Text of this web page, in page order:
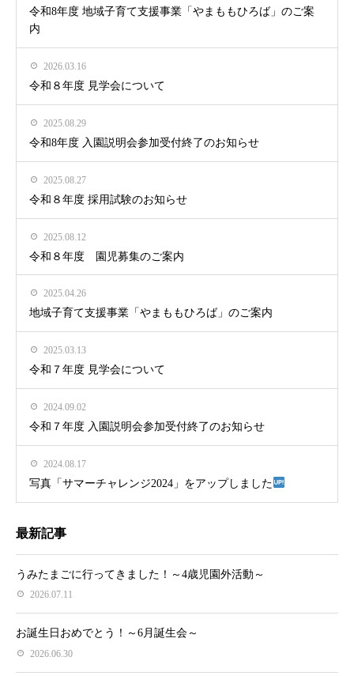
令和8年度 地域子育て支援事業「やまももひろば」のご案
内
2026.03.16
令和８年度 見学会について
2025.08.29
令和8年度 入園説明会参加受付終了のお知らせ
2025.08.27
令和８年度 採用試験のお知らせ
2025.08.12
令和８年度 園児募集のご案内
2025.04.26
地域子育て支援事業「やまももひろば」のご案内
2025.03.13
令和７年度 見学会について
2024.09.02
令和７年度 入園説明会参加受付終了のお知らせ
2024.08.17
写真「サマーチャレンジ2024」をアップしました
最新記事
うみたまごに行ってきました！～4歳児園外活動～
2026.07.11
お誕生日おめでとう！～6月誕生会～
2026.06.30